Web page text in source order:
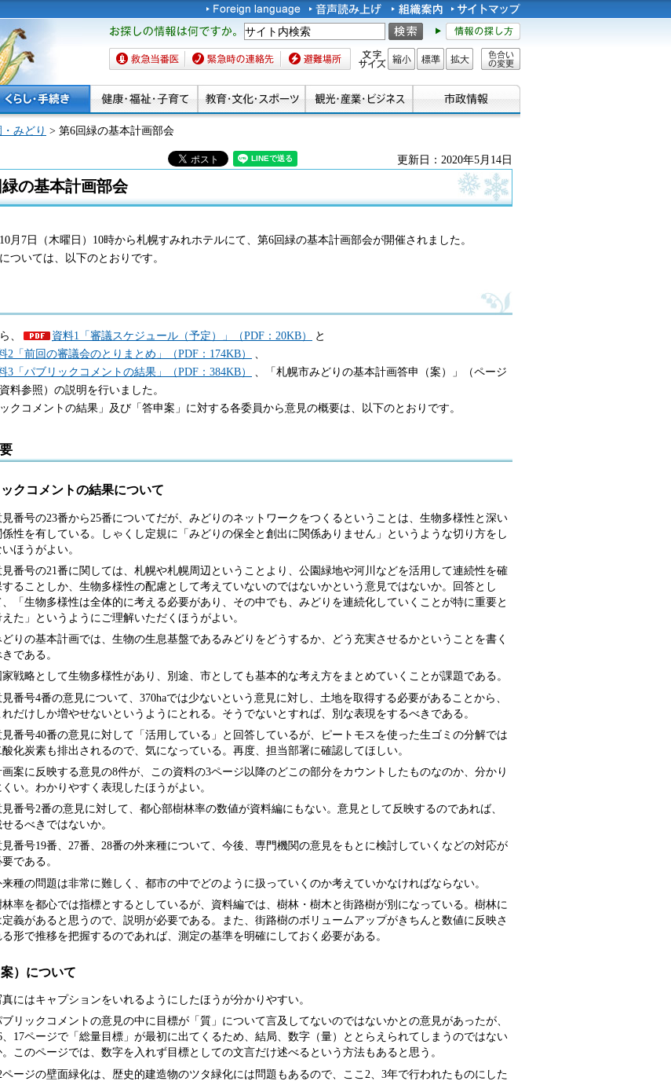
お探しの情報は何です
か。
救急当番医 緊急時の連絡先 避難場所 文字サイズ
縮小 標準 拡大
色合い
みどり > 第6回緑の基本計画部会
更新日：2020年5月14日
の基本計画部会
月7日（木曜日）10時から札幌すみれホテルにて、第6回緑の基本計画部会が開催されました。
ついては、以下のとおりです。
、 資料1「審議スケジュール（予定）」（PDF：20KB）
と
2「前回の審議会のとりまとめ」（PDF：174KB）
3「パブリックコメントの結果」（PDF：384KB）
、「札幌市みどりの基本計画答申（案）」（ページ
料参照）の説明を行いました。
ックコメントの結果」及び「答申案」に対する各委員から意見の概要は、以下のとおりです。
クコメントの結果について
見番号の23番から25番についてだが、みどりのネットワークをつくるということは、生物多様性と深い
係性を有している。しゃくし定規に「みどりの保全と創出に関係ありません」というような切り方をし
いほうがよい。
見番号の21番に関しては、札幌や札幌周辺ということより、公園緑地や河川などを活用して連続性を確
することしか、生物多様性の配慮として考えていないのではないかという意見ではないか。回答とし
、「生物多様性は全体的に考える必要があり、その中でも、みどりを連続化していくことが特に重要と
えた」というようにご理解いただくほうがよい。
どりの基本計画では、生物の生息基盤であるみどりをどうするか、どう充実させるかということを書く
である。
家戦略として生物多様性があり、別途、市としても基本的な考え方をまとめていくことが課題である。
見番号4番の意見について、370haでは少ないという意見に対し、土地を取得する必要があることから、
れだけしか増やせないというようにとれる。そうでないとすれば、別な表現をするべきである。
見番号40番の意見に対して「活用している」と回答しているが、ピートモスを使った生ゴミの分解では
酸化炭素も排出されるので、気になっている。再度、担当部署に確認してほしい。
画案に反映する意見の8件が、この資料の3ページ以降のどこの部分をカウントしたものなのか、分かり
くい。わかりやすく表現したほうがよい。
見番号2番の意見に対して、都心部樹林率の数値が資料編にもない。意見として反映するのであれば、
るべきではないか。
見番号19番、27番、28番の外来種について、今後、専門機関の意見をもとに検討していくなどの対応が
要である。
来種の問題は非常に難しく、都市の中でどのように扱っていくのか考えていかなければならない。
林率を都心では指標とするとしているが、資料編では、樹林・樹木と街路樹が別になっている。樹林に
定義があると思うので、説明が必要である。また、街路樹のボリュームアップがきちんと数値に反映さ
る形で推移を把握するのであれば、測定の基準を明確にしておく必要がある。
）について
真にはキャプションをいれるようにしたほうが分かりやすい。
ブリックコメントの意見の中に目標が「質」について言及してないのではないかとの意見があったが、
、17ページで「総量目標」が最初に出てくるため、結局、数字（量）ととらえられてしまうのではない
。このページでは、数字を入れず目標としての文言だけ述べるという方法もあると思う。
ページの壁面緑化は、歴史的建造物のツタ緑化には問題もあるので、ここ2、3年で行われたものにした